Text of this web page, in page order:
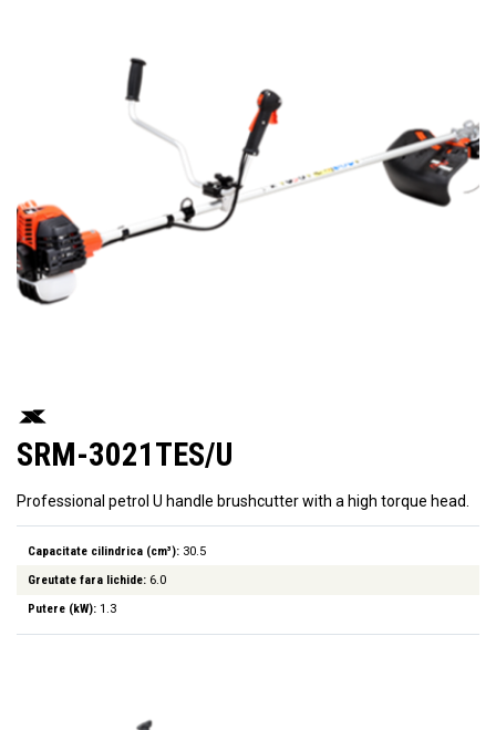
SRM-3021TES/U
Professional petrol U handle brushcutter with a high torque head.
Capacitate cilindrica (cm³): 30.5
Greutate fara lichide: 6.0
Putere (kW): 1.3